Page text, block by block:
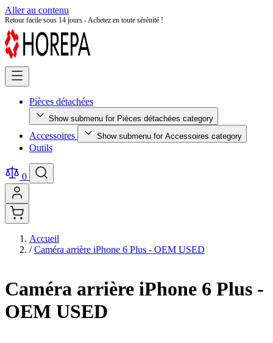
Aller au contenu
Retour facile sous 14 jours - Achetez en toute sérénité !
Pièces détachées
Show submenu for Pièces détachées category
Accessoires Show submenu for Accessoires category
Outils
0
Accueil
/ Caméra arrière iPhone 6 Plus - OEM USED
Caméra arrière iPhone 6 Plus -
OEM USED